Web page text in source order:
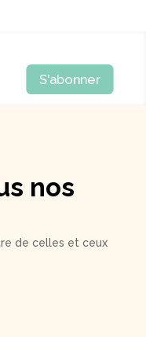
S'abonner
nos
de celles et ceux